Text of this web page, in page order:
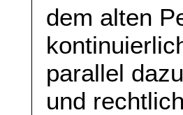
dem alten
parallel
und